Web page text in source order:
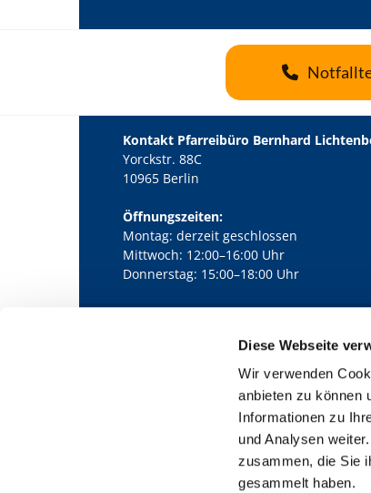
Diese Webseite
Wir verwenden
anbieten zu können
Informationen zu
und Analysen
zusammen, die Sie
gesammelt haben.
Kontakt Pfarreibüro Bernhard
Yorckstr. 88C
10965 Berlin
Öffnungszeiten:
Montag: derzeit geschlossen
Mittwoch: 12:00–16:00 Uhr
Donnerstag: 15:00–18:00 Uhr
Kath. Kirchengemeinde